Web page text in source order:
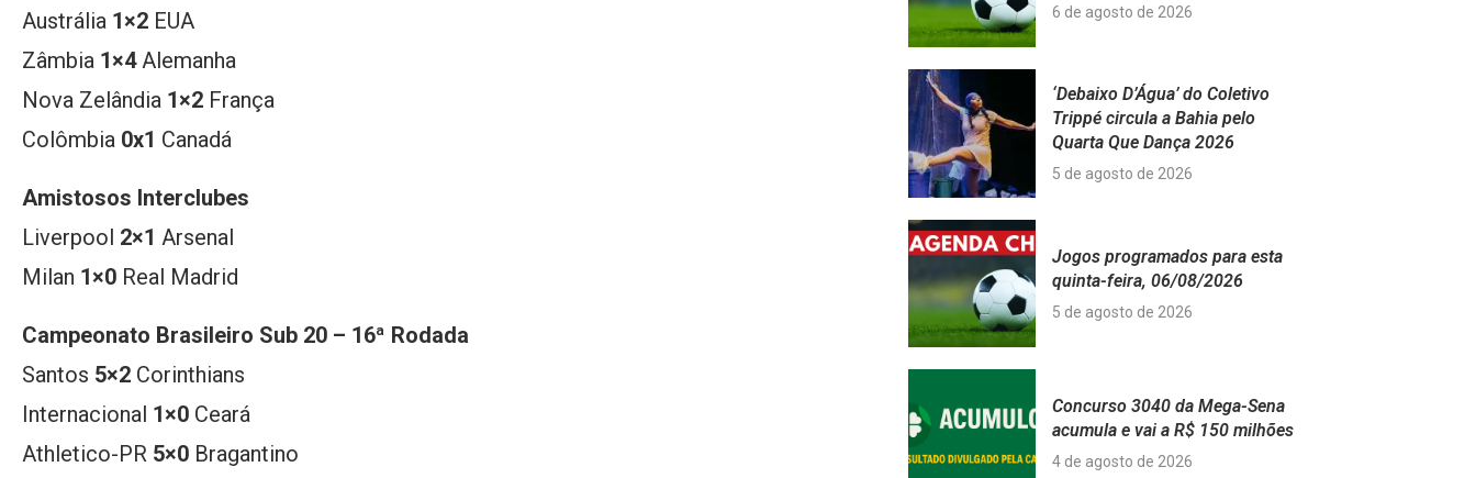
Austrália 1×2 EUA
Zâmbia 1×4Alemanha
Nova Zelândia 1×2 França
Colômbia 0x1 Canadá
Amistosos Interclubes
Liverpool 2×1 Arsenal
Milan 1×0 Real Madrid
Campeonato Brasileiro Sub 20 – 16ª Rodada
Santos 5×2 Corinthians
Internacional 1×0 Ceará
Athletico-PR 5×0 Bragantino
6 de agosto de 2026
‘Debaixo D’Água’ do Coletivo
Trippé circula a Bahia pelo
Quarta Que Dança 2026
5 de agosto de 2026
Jogos programados para esta
quinta-feira, 06/08/2026
5 de agosto de 2026
Concurso 3040 da Mega-Sena
acumula e vai a R$ 150 milhões
4 de agosto de 2026